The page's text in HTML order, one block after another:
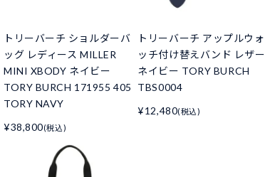
トリーバーチ ショルダーバ
ッグ レディース MILLER
MINI XBODY ネイビー
TORY BURCH 171955 405
TORY NAVY
¥38,800(税込)
トリーバーチ アップルウォ
ッチ付け替えバンド レザー
ネイビー TORY BURCH
TBS0004
¥12,480(税込)